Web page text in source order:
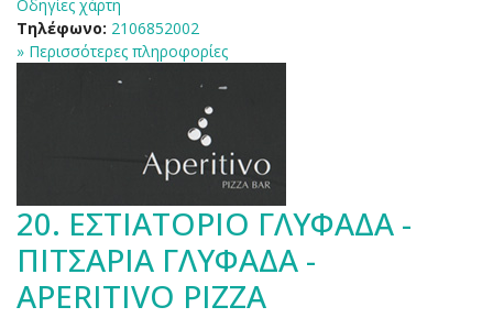
Οδηγίες χάρτη
Τηλέφωνο: 2106852002
» Περισσότερες πληροφορίες
20. ΕΣΤΙΑΤΟΡΙΟ ΓΛΥΦΑΔΑ -
ΠΙΤΣΑΡΙΑ ΓΛΥΦΑΔΑ -
APERITIVO PIZZA